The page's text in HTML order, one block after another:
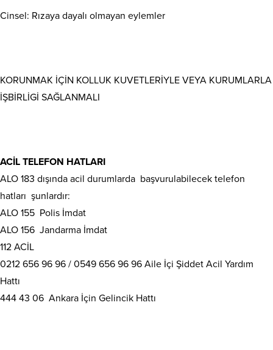
Cinsel: Rızaya dayalı olmayan eylemler
KORUNMAK İÇİN KOLLUK KUVETLERİYLE VEYA KURUMLARLA
İŞBİRLİGİ SAĞLANMALI
ACİL TELEFON HATLARI
ALO 183 dışında acil durumlarda başvurulabilecek telefon
hatları şunlardır:
ALO 155 Polis İmdat
ALO 156 Jandarma İmdat
112 ACİL
0212 656 96 96 / 0549 656 96 96 Aile İçi Şiddet Acil Yardım
Hattı
444 43 06 Ankara İçin Gelincik Hattı